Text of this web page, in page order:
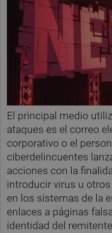
El principal medio
ataques es el correo
corporativo o el
ciberdelincuentes
acciones con la
introducir virus u
en los sistemas de la
enlaces a páginas
identidad del